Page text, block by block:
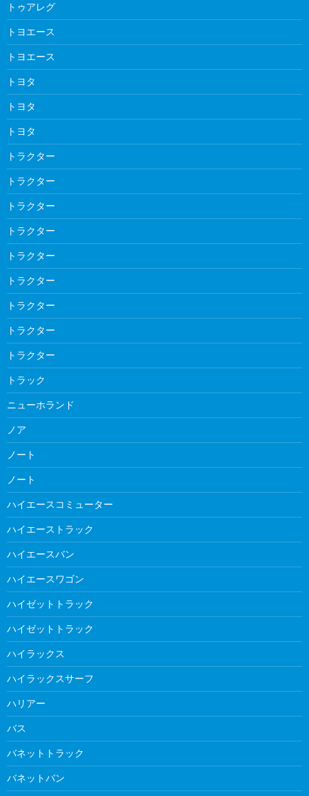
トゥアレグ
トヨエース
トヨエース
トヨタ
トヨタ
トヨタ
トラクター
トラクター
トラクター
トラクター
トラクター
トラクター
トラクター
トラクター
トラクター
トラック
ニューホランド
ノア
ノート
ノート
ハイエースコミューター
ハイエーストラック
ハイエースバン
ハイエースワゴン
ハイゼットトラック
ハイゼットトラック
ハイラックス
ハイラックスサーフ
ハリアー
バス
バネットトラック
バネットバン